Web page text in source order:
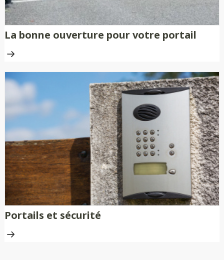
La bonne ouverture pour votre portail
Portails et sécurité